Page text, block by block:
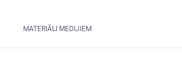
MATERIĀLI MEDIJIEM